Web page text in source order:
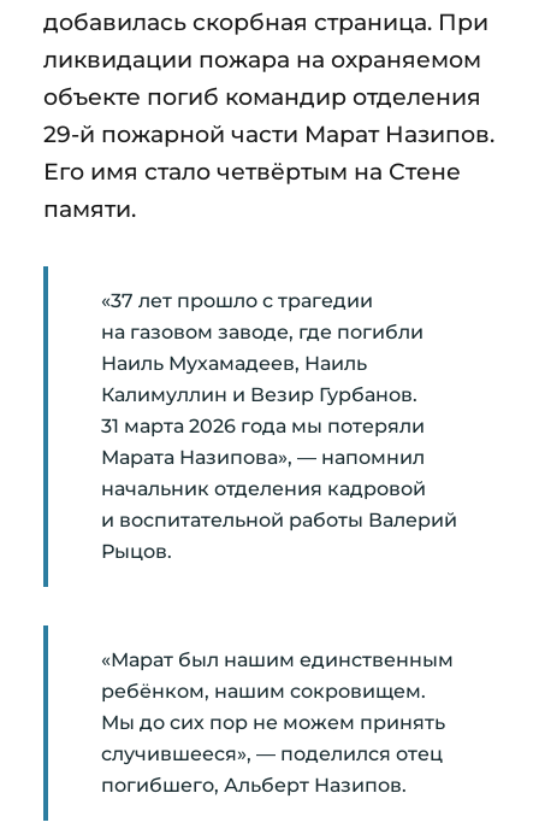
добавилась скорбная страница. При
ликвидации пожара на охраняемом
объекте погиб командир отделения
29-й пожарной части Марат Назипов.
Его имя стало четвёртым на Стене
памяти.
«37 лет прошло с трагедии
на газовом заводе, где погибли
Наиль Мухамадеев, Наиль
Калимуллин и Везир Гурбанов.
31 марта 2026 года мы потеряли
Марата Назипова», — напомнил
начальник отделения кадровой
и воспитательной работы Валерий
Рыцов.
«Марат был нашим единственным
ребёнком, нашим сокровищем.
Мы до сих пор не можем принять
случившееся», — поделился отец
погибшего, Альберт Назипов.